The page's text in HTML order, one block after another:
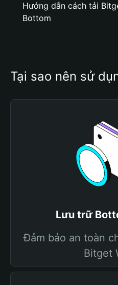
Hướng dẫn cách tải
Bottom
Tại sao nên sử
Lưu trữ
Đảm bảo an toàn
Bitget